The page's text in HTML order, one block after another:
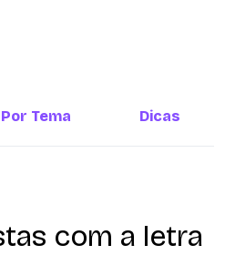
Por Tema Dicas
com a letra